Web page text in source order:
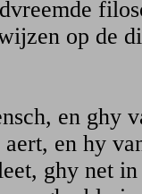
op de
en ghy
en hy
ghy net in